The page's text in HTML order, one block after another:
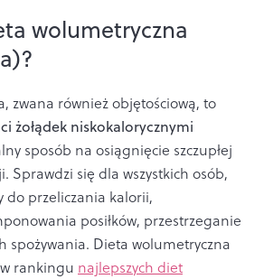
wolumetryczna
zwana również objętościową, to
żołądek niskokalorycznymi
sposób na osiągnięcie szczupłej
Sprawdzi się dla wszystkich osób,
do przeliczania kalorii,
posiłków, przestrzeganie
spożywania. Dieta wolumetryczna
rankingu najlepszych diet